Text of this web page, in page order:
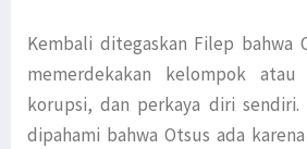
Kembali ditegaskan Filep bahwa
memerdekakan kelompok
korupsi, dan perkaya diri sendiri.
dipahami bahwa Otsus ada